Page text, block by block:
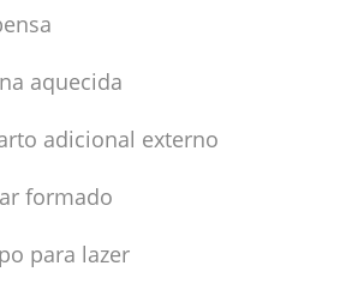
aquecida
adicional externo
formado
para lazer